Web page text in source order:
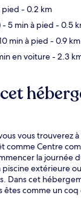
pied - 0.2 km
- 5 min à pied - 0.5
min à pied - 0.9 km
en voiture- 2.3
vous trouverez
comme Centre
la journée
extérieure
Dans cet
êtes comme un coq